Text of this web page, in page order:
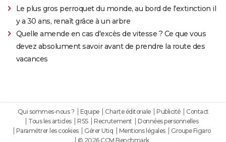
Le plus gros perroquet du monde, au bord de l'extinction il
y a 30 ans, renaît grâce à un arbre
Quelle amende en cas d'excès de vitesse ? Ce que vous
devez absolument savoir avant de prendre la route des
vacances
Qui sommes-nous ? Equipe Charte éditoriale Publicité
Contact
Tous les articles
RSS Recrutement
Données personnelles
Paramétrer les cookies
Gérer Utiq Mentions légales
Groupe Figaro
© 2026 CCM Benchmark